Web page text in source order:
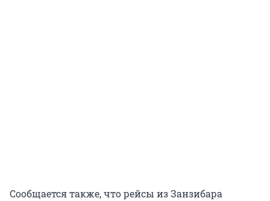
Сообщается также, что рейсы из Занзибара